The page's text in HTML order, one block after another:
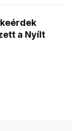
a Nyílt